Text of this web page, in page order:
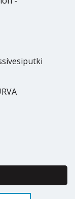
määrä